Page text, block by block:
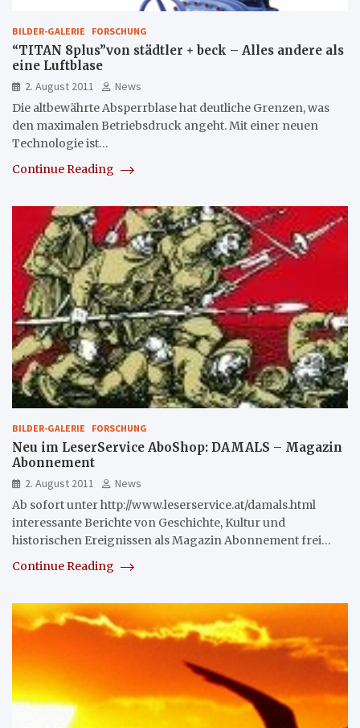
BILDER-GALERIE FORSCHUNG
“TITAN 8plus”von städtler + beck – Alles andere als
eine Luftblase
2. August 2011
News
Die altbewährte Absperrblase hat deutliche Grenzen, was
den maximalen Betriebsdruck angeht. Mit einer neuen
Technologie ist…
Continue Reading
BILDER-GALERIE FORSCHUNG
Neu im LeserService AboShop: DAMALS – Magazin
Abonnement
2. August 2011
News
Ab sofort unter http://www.leserservice.at/damals.html
interessante Berichte von Geschichte, Kultur und
historischen Ereignissen als Magazin Abonnement frei…
Continue Reading